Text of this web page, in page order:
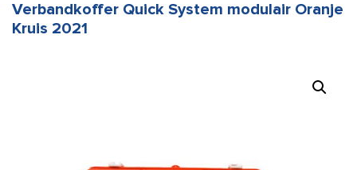
Verbandkoffer Quick System modulair Oranje
Kruis 2021